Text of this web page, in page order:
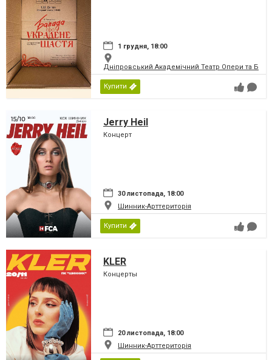
1 грудня, 18:00
Дніпровський Академічний Театр Опери та
Купити
Jerry Heil
Концерт
30 листопада, 18:00
Шинник-Арттериторія
Купити
KLER
Концерты
20 листопада, 18:00
Шинник-Арттериторія